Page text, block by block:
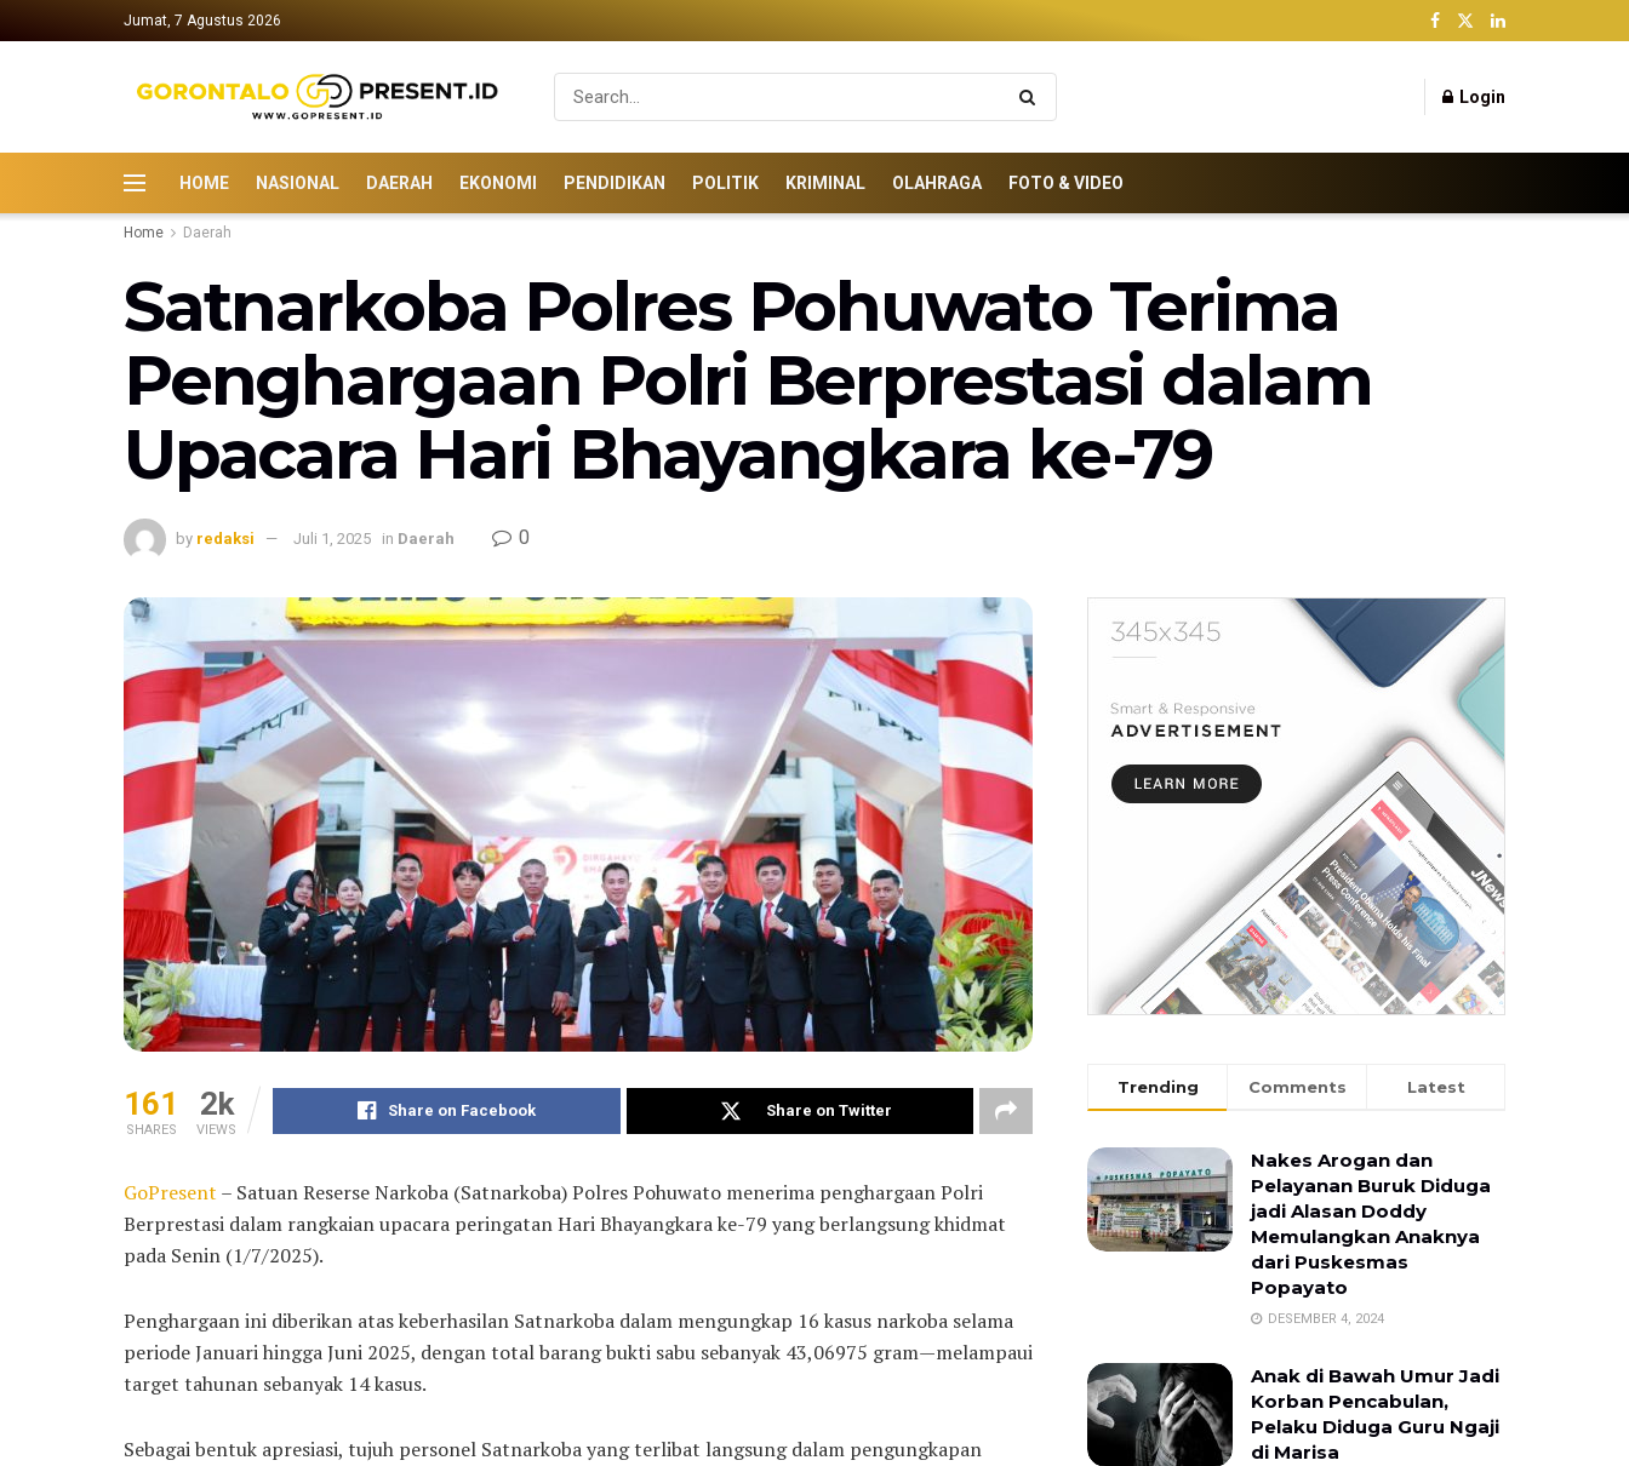
Jumat, 7 Agustus 2026
Login
HOME NASIONAL DAERAH EKONOMI PENDIDIKAN POLITIK KRIMINAL OLAHRAGA FOTO & VIDEO
Home Daerah
Satnarkoba Polres Pohuwato Terima
Penghargaan Polri Berprestasi dalam
Upacara Hari Bhayangkara ke-79
by redaksi Juli 1, 2025 in Daerah 0
161
SHARES
2k
VIEWS
Share on Facebook Share on Twitter
GoPresent – Satuan Reserse Narkoba (Satnarkoba) Polres Pohuwato menerima penghargaan Polri
Berprestasi dalam rangkaian upacara peringatan Hari Bhayangkara ke-79 yang berlangsung khidmat
pada Senin (1/7/2025).
Penghargaan ini diberikan atas keberhasilan Satnarkoba dalam mengungkap 16 kasus narkoba selama
periode Januari hingga Juni 2025, dengan total barang bukti sabu sebanyak 43,06975 gram—melampaui
target tahunan sebanyak 14 kasus.
Sebagai bentuk apresiasi, tujuh personel Satnarkoba yang terlibat langsung dalam pengungkapan
Trending Comments Latest
Nakes Arogan dan
Pelayanan Buruk Diduga
jadi Alasan Doddy
Memulangkan Anaknya
dari Puskesmas
Popayato
DESEMBER 4, 2024
Anak di Bawah Umur Jadi
Korban Pencabulan,
Pelaku Diduga Guru Ngaji
di Marisa